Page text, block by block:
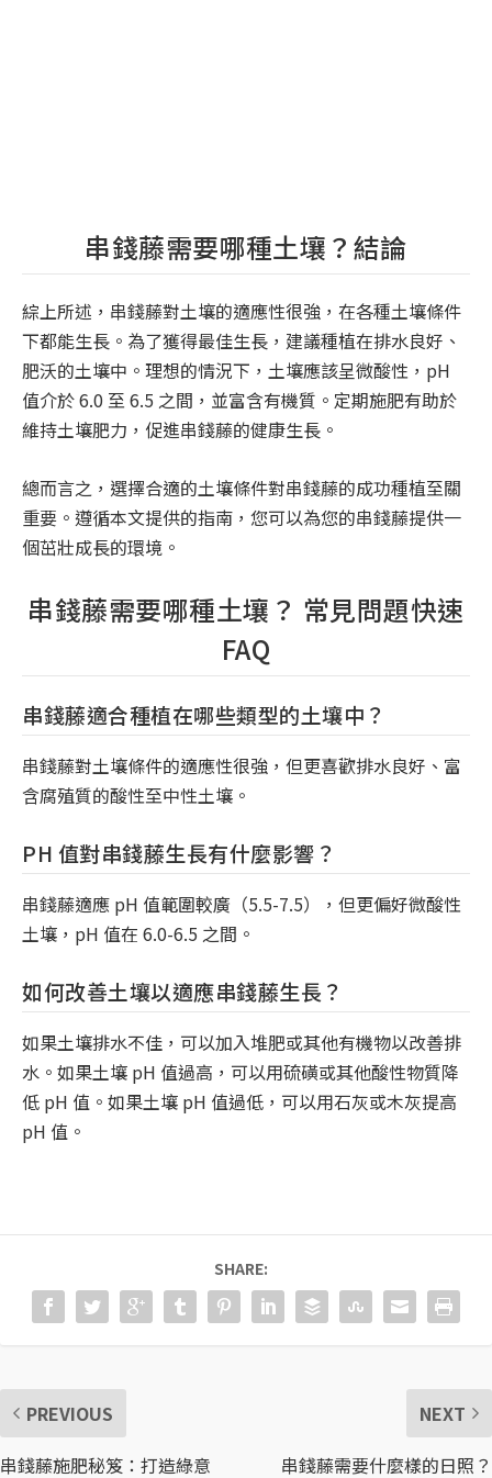
串錢藤需要哪種土壤？結論
綜上所述，串錢藤對土壤的適應性很強，在各種土壤條件
下都能生長。為了獲得最佳生長，建議種植在排水良好、
肥沃的土壤中。理想的情況下，土壤應該呈微酸性，pH
值介於 6.0 至 6.5 之間，並富含有機質。定期施肥有助於
維持土壤肥力，促進串錢藤的健康生長。
總而言之，選擇合適的土壤條件對串錢藤的成功種植至關
重要。遵循本文提供的指南，您可以為您的串錢藤提供一
個茁壯成長的環境。
串錢藤需要哪種土壤？ 常見問題快速
FAQ
串錢藤適合種植在哪些類型的土壤中？
串錢藤對土壤條件的適應性很強，但更喜歡排水良好、富
含腐殖質的酸性至中性土壤。
PH 值對串錢藤生長有什麼影響？
串錢藤適應 pH 值範圍較廣（5.5-7.5），但更偏好微酸性
土壤，pH 值在 6.0-6.5 之間。
如何改善土壤以適應串錢藤生長？
如果土壤排水不佳，可以加入堆肥或其他有機物以改善排
水。如果土壤 pH 值過高，可以用硫磺或其他酸性物質降
低 pH 值。如果土壤 pH 值過低，可以用石灰或木灰提高
pH 值。
SHARE:
PREVIOUS
串錢藤施肥秘笈：打造綠意
NEXT
串錢藤需要什麼樣的日照？